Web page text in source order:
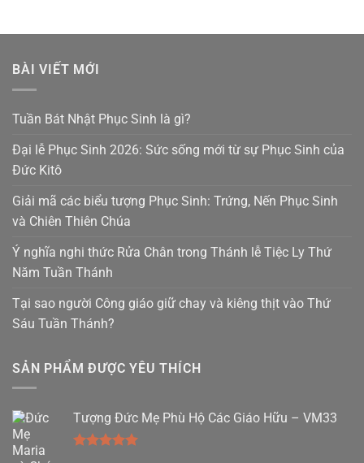
BÀI VIẾT MỚI
Tuần Bát Nhật Phục Sinh là gì?
Đại lễ Phục Sinh 2026: Sức sống mới từ sự Phục Sinh của
Đức Kitô
Giải mã các biểu tượng Phục Sinh: Trứng, Nến Phục Sinh
và Chiên Thiên Chúa
Ý nghĩa nghi thức Rửa Chân trong Thánh lễ Tiệc Ly Thứ
Năm Tuần Thánh
Tại sao người Công giáo giữ chay và kiêng thịt vào Thứ
Sáu Tuần Thánh?
SẢN PHẨM ĐƯỢC YÊU THÍCH
Tượng Đức Mẹ Phù Hộ Các Giáo Hữu – VM33